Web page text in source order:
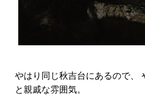
やはり同じ秋吉台にあるので、
と親戚な雰囲気。